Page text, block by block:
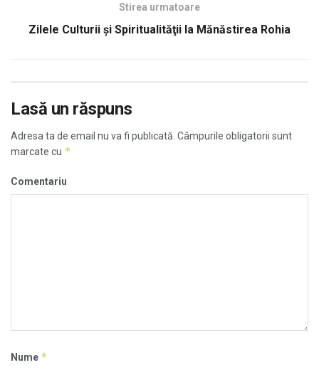
Stirea urmatoare
Zilele Culturii şi Spiritualităţii la Mănăstirea Rohia
Lasă un răspuns
Adresa ta de email nu va fi publicată. Câmpurile obligatorii sunt
marcate cu *
Comentariu
Nume *